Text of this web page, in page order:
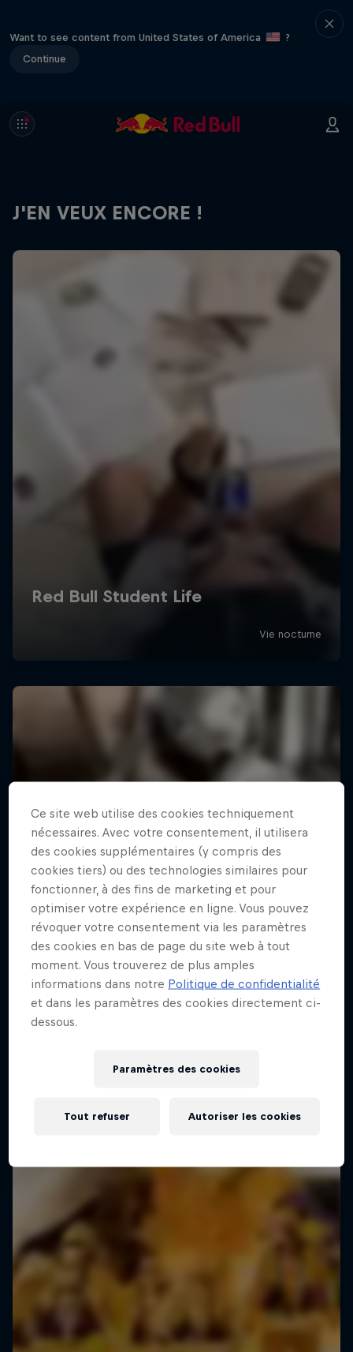
Want to see content from United States of America
?
Continue
J'EN VEUX ENCORE !
Cours accéléré en sports extrêmes
Ce site web utilise des cookies techniquement
nécessaires. Avec votre consentement, il utilisera
des cookies supplémentaires (y compris des
cookies tiers) ou des technologies similaires pour
fonctionner, à des fins de marketing et pour
optimiser votre expérience en ligne. Vous pouvez
révoquer votre consentement via les paramètres
des cookies en bas de page du site web à tout
moment. Vous trouverez de plus amples
informations dans notre Politique de confidentialité
et dans les paramètres des cookies directement ci-
dessous.
Paramètres des cookies
Tout refuser Autoriser les cookies